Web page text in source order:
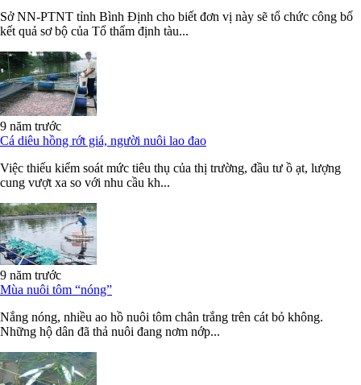
Sở NN-PTNT tỉnh Bình Định cho biết đơn vị này sẽ tổ chức công bố
kết quả sơ bộ của Tổ thẩm định tàu...
9 năm trước
Cá diêu hồng rớt giá, người nuôi lao đao
Việc thiếu kiểm soát mức tiêu thụ của thị trường, đầu tư ồ ạt, lượng
cung vượt xa so với nhu cầu kh...
9 năm trước
Mùa nuôi tôm “nóng”
Nắng nóng, nhiều ao hồ nuôi tôm chân trắng trên cát bỏ không.
Những hộ dân đã thả nuôi đang nơm nớp...